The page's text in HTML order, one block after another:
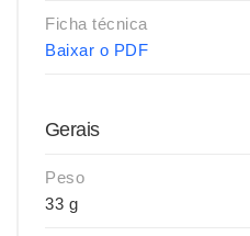
Ficha técnica
Baixar o PDF
Gerais
Peso
33 g